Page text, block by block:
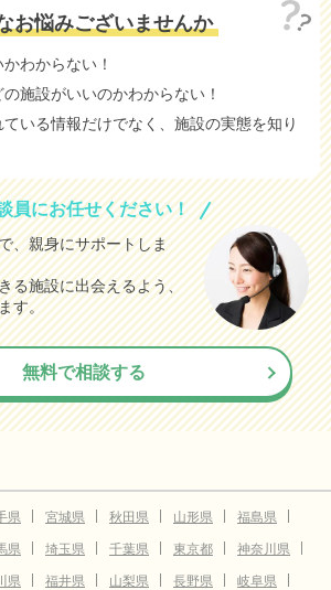
お悩みございませんか
わからない！
施設がいいのかわからない！
いる情報だけでなく、施設の実態を知り
員にお任せください！
、親身にサポートしま
る施設に出会えるよう、
す。
無料で相談する
県 宮城県 秋田県 山形県
福島県
県 埼玉県 千葉県 東京都
神奈川県
県 福井県 山梨県 長野県
岐阜県